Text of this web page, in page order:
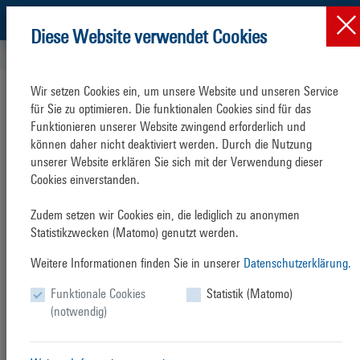
ErklärungzurBarrierefreiheit
Diese Erklärung zur Barrierefreiheit gilt für die Website
www.rostock-port.de
ROSTOCK PORT GmbH
14 Absatz 1 des Landesbehindertengleichstellungsgesetz
Mecklenburg-Vorpommern (LBGG M-V) und der Barrierefreie
Informationstechnik-Verordnung Mecklenburg-Vorpommern (BITVO
M-V) in ihrer jeweils gültigen Fassung barrierefrei zugänglich zu
Stand der Vereinbarkeit mit den Anforderungen
Diese Website ist derzeit nicht vollständig konform mit den
Anforderungen der
BITVO M-V
, die sich auf die Web Content
Diese Website verwendet Cookies
Wir setzen Cookies ein, um unsere Website und unseren Service
für Sie zu optimieren. Die funktionalen Cookies sind für das
Funktionieren unserer Website zwingend erforderlich und
können daher nicht deaktiviert werden. Durch die Nutzung
unserer Website erklären Sie sich mit der Verwendung dieser
Cookies einverstanden.
Zudem setzen wir Cookies ein, die lediglich zu anonymen
Statistikzwecken (Matomo) genutzt werden.
Weitere Informationen finden Sie in unserer Datenschutzerklärung.
Funktionale Cookies
(notwendig)
Statistik (Matomo)